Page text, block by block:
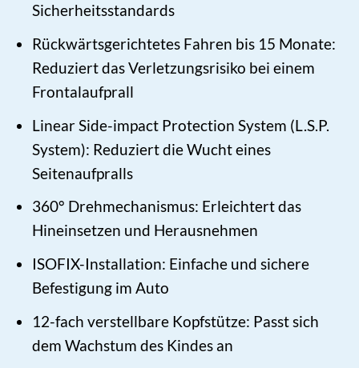
Sicherheitsstandards
Rückwärtsgerichtetes Fahren bis 15 Monate:
Reduziert das Verletzungsrisiko bei einem
Frontalaufprall
Linear Side-impact Protection System (L.S.P.
System): Reduziert die Wucht eines
Seitenaufpralls
360° Drehmechanismus: Erleichtert das
Hineinsetzen und Herausnehmen
ISOFIX-Installation: Einfache und sichere
Befestigung im Auto
12-fach verstellbare Kopfstütze: Passt sich
dem Wachstum des Kindes an